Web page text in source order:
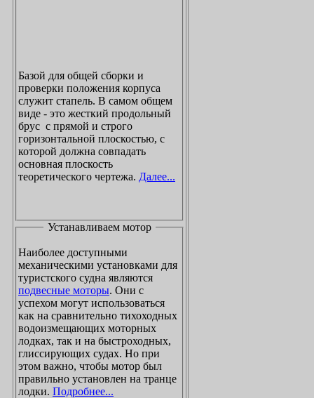
Базой для общей сборки и
проверки положения корпуса
служит стапель. В самом общем
виде - это жесткий продольный
брус с прямой и строго
горизонтальной плоскостью, с
которой должна совпадать
основная плоскость
теоретического чертежа. Далее...
Устанавливаем мотор
Наиболее доступными
механическими установками для
туристского судна являются
подвесные моторы. Они с
успехом могут использоваться
как на сравнительно тихоходных
водоизмещающих моторных
лодках, так и на быстроходных,
глиссирующих судах. Но при
этом важно, чтобы мотор был
правильно установлен на транце
лодки. Подробнее...